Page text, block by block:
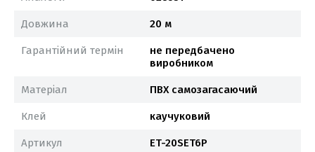
Довжина 20 м
Гарантійний термін
не передбачено
виробником
Матеріал ПВХ самозагасаючий
Клей каучуковий
Артикул ET-20SET6P